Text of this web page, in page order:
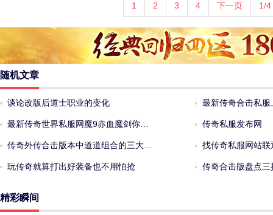
1 2 3 4 下一页 1/4
随机文章
谈论改版后道士职业的变化 最新传奇合击私
最新传奇世界私服网魔9赤血魔剑你… 传奇私服发布网
传奇外传合击版本中道道组合的三大… 找传奇私服网站
玩传奇就算打出好装备也不用怕抢 传奇合击版盘点
精彩瞬间